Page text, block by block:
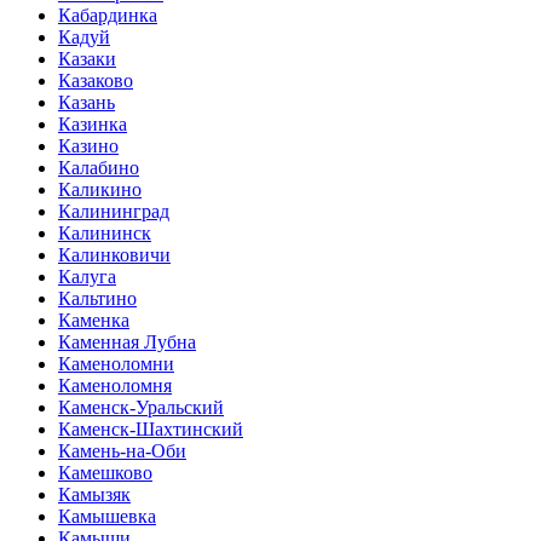
Кабардинка
Кадуй
Казаки
Казаково
Казань
Казинка
Казино
Калабино
Каликино
Калининград
Калининск
Калинковичи
Калуга
Кальтино
Каменка
Каменная Лубна
Каменоломни
Каменоломня
Каменск-Уральский
Каменск-Шахтинский
Камень-на-Оби
Камешково
Камызяк
Камышевка